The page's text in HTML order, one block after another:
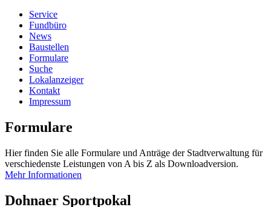
Service
Fundbüro
News
Baustellen
Formulare
Suche
Lokalanzeiger
Kontakt
Impressum
Formulare
Hier finden Sie alle Formulare und Anträge der Stadtverwaltung für
verschiedenste Leistungen von A bis Z als Downloadversion.
Mehr Informationen
Dohnaer Sportpokal